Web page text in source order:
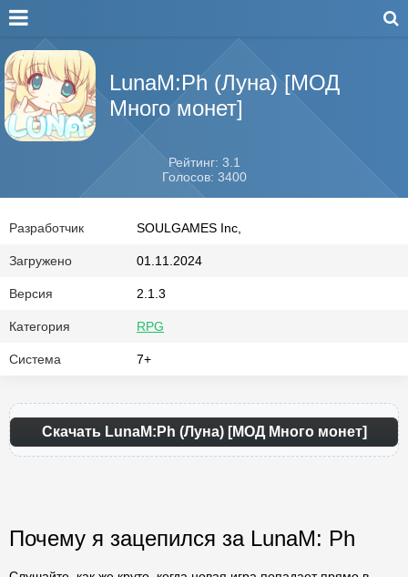
LunaM:Ph (Луна) [МОД
Много монет]
Рейтинг: 3.1
Голосов: 3400
Разработчик SOULGAMES Inc,
Загружено 01.11.2024
Версия 2.1.3
Категория RPG
Система 7+
Скачать LunaM:Ph (Луна) [МОД Много монет]
Почему я зацепился за LunaM: Ph